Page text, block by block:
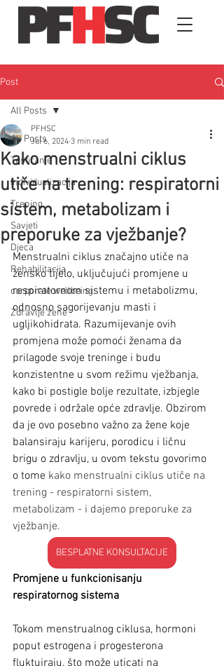
Post
All Posts
Testiranje
Individualizacija
Trening
Savjeti
Djeca
Rehabilitacija
corporate wellbeing
Zdravlje žene
All Posts
Kako menstrualni ciklus
utiče na trening: respiratorni
sistem, metabolizam i
preporuke za vježbanje?
PFHSC
Jul 6, 2024 3 min read
Menstrualni ciklus značajno utiče na
žensko tijelo, uključujući promjene u
respiratornom sistemu i metabolizmu,
odnosno sagorijevanju masti i
ugljikohidrata. Razumijevanje ovih
promjena može pomoći ženama da
prilagode svoje treninge i budu
konzistentne u svom režimu vježbanja,
kako bi postigle bolje rezultate, izbjegle
povrede i održale opće zdravlje. Obzirom
da je ovo posebno važno za žene koje
balansiraju karijeru, porodicu i ličnu
brigu o zdravlju, u ovom tekstu govorimo
o tome kako menstrualni ciklus utiče na
trening - respiratorni sistem,
metabolizam - i dajemo preporuke za
vježbanje.
BESPLATNE KONSULTACIJE
Promjene u funkcionisanju
respiratornog sistema
Tokom menstrualnog ciklusa, hormoni
poput estrogena i progesterona
fluktuiraju, što može uticati na